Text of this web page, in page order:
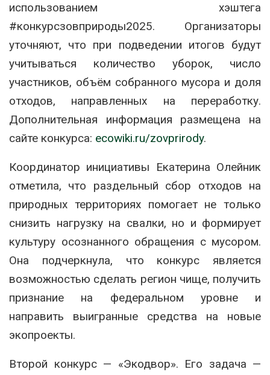
использованием хэштега
#конкурсзовприроды2025. Организаторы
уточняют, что при подведении итогов будут
учитываться количество уборок, число
участников, объём собранного мусора и доля
отходов, направленных на переработку.
Дополнительная информация размещена на
сайте конкурса: ecowiki.ru/zovprirody.
Координатор инициативы Екатерина Олейник
отметила, что раздельный сбор отходов на
природных территориях помогает не только
снизить нагрузку на свалки, но и формирует
культуру осознанного обращения с мусором.
Она подчеркнула, что конкурс является
возможностью сделать регион чище, получить
признание на федеральном уровне и
направить выигранные средства на новые
экопроекты.
Второй конкурс — «Экодвор». Его задача —